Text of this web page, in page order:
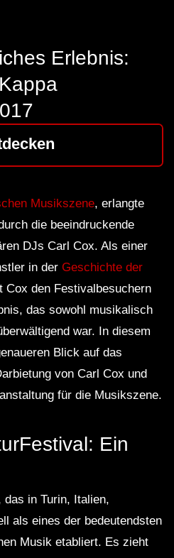
LUCA DEA
Erlebnis:
Musikszene, erlangte
die beeindruckende
DJs Carl Cox. Als einer
in der Geschichte der
Cox den Festivalbesuchern
das sowohl musikalisch
war. In diesem
Blick auf das
von Carl Cox und
für die Musikszene.
Ein
das in Turin, Italien,
als eines der bedeutendsten
Musik etabliert. Es zieht